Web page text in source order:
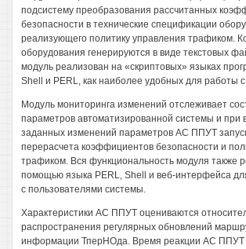
подсистему преобразования рассчитанных
безопасности в технические спецификации
реализующего политику управления трафиком.
оборудования генерируются в виде текстовых
модуль реализован на «скриптовых» языках
Shell и PERL, как наиболее удобных для работы с
Модуль мониторинга изменений отслеживает
параметров автоматизированной системы и при
заданных изменений параметров АС ППУТ
перерасчета коэффициентов безопасности и
трафиком. Вся функциональность модуля также
помощью языка PERL, Shell и веб-интерфейса
с пользователями системы.
Характеристики АС ППУТ оцениваются
распространения регулярных обновлений
информации ТперНОда. Время реакции АС ППУТ